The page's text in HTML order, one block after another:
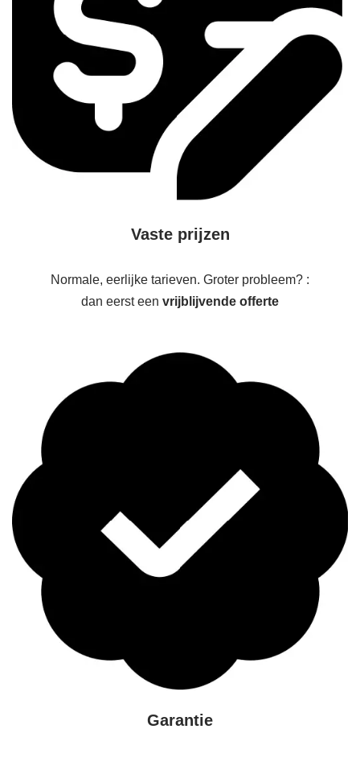
Vaste prijzen
Normale, eerlijke tarieven. Groter probleem? :
dan eerst een vrijblijvende offerte
Garantie